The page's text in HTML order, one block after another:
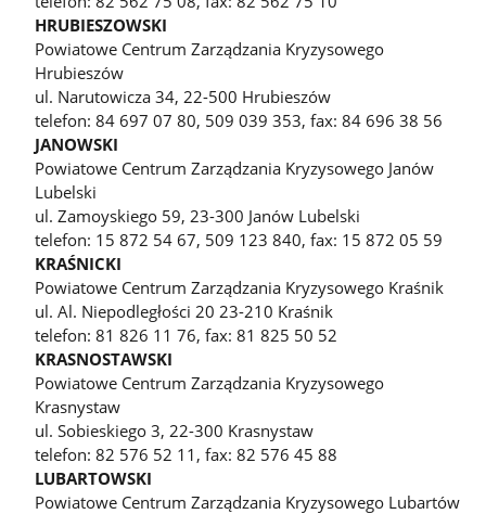
HRUBIESZOWSKI
Powiatowe Centrum Zarządzania Kryzysowego
Hrubieszów
ul. Narutowicza 34, 22-500 Hrubieszów
telefon: 84 697 07 80, 509 039 353, fax: 84 696 38 56
JANOWSKI
Powiatowe Centrum Zarządzania Kryzysowego Janów
Lubelski
ul. Zamoyskiego 59, 23-300 Janów Lubelski
telefon: 15 872 54 67, 509 123 840, fax: 15 872 05 59
KRAŚNICKI
Powiatowe Centrum Zarządzania Kryzysowego Kraśnik
ul. Al. Niepodległości 20 23-210 Kraśnik
telefon: 81 826 11 76, fax: 81 825 50 52
KRASNOSTAWSKI
Powiatowe Centrum Zarządzania Kryzysowego
Krasnystaw
ul. Sobieskiego 3, 22-300 Krasnystaw
telefon: 82 576 52 11, fax: 82 576 45 88
LUBARTOWSKI
Powiatowe Centrum Zarządzania Kryzysowego Lubartów